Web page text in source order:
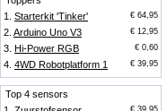
1. Starterkit 'Tinker' € 64,95
2. Arduino Uno V3 € 12,95
3. Hi-Power RGB € 0,60
4. 4WD Robotplatform 1 € 39,95
Top 4 sensors
€ 39,95